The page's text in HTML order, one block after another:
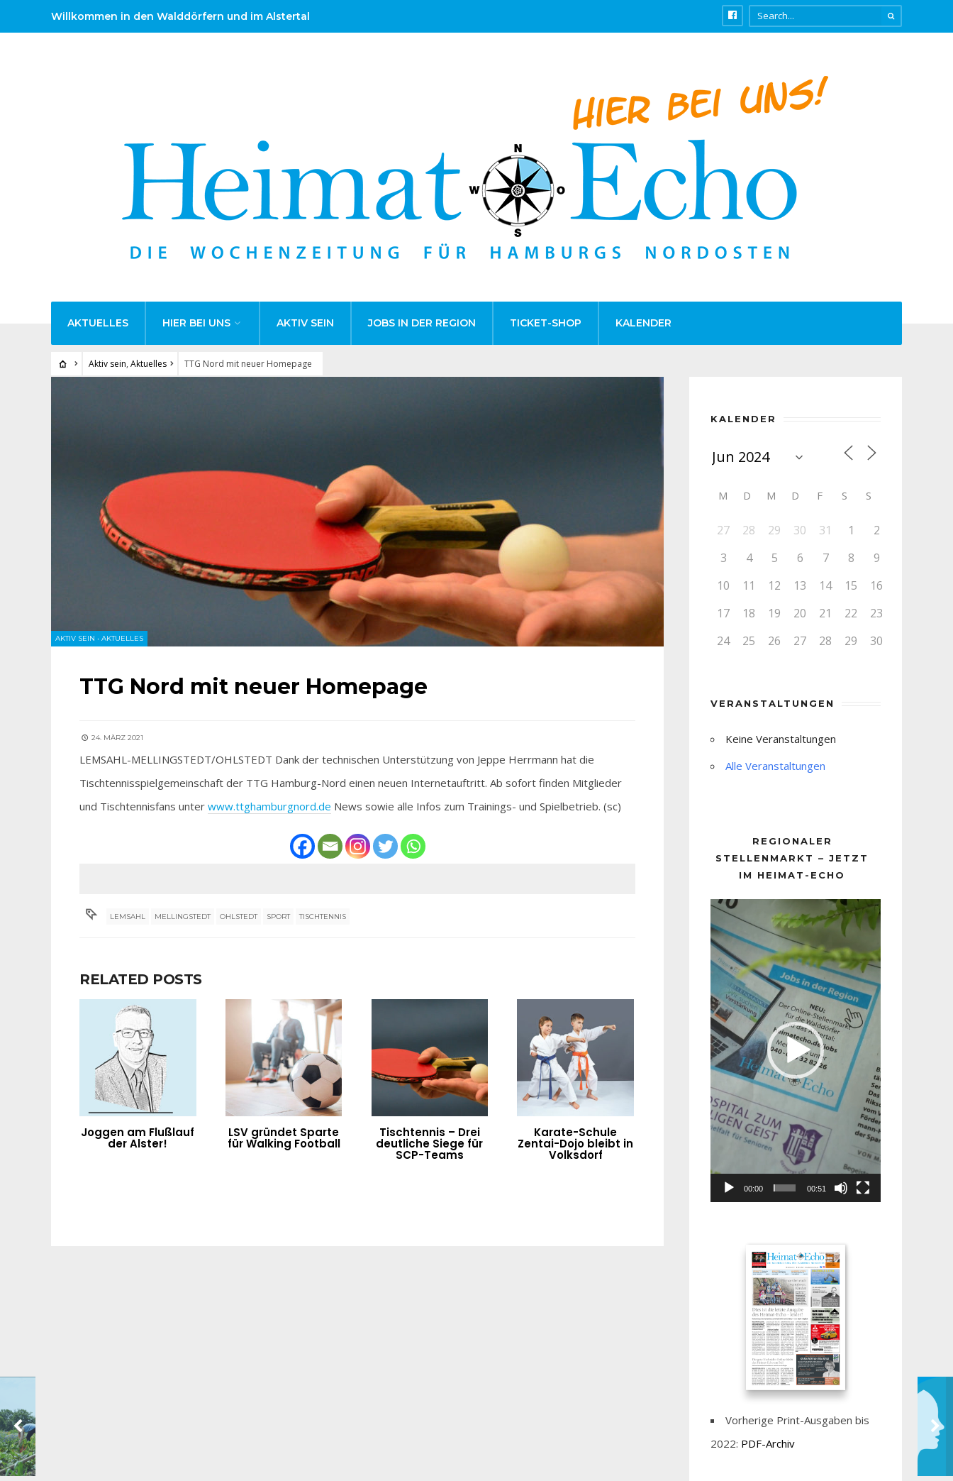
Willkommen in den Walddörfern und im Alstertal
AKTUELLES HIER BEI UNS AKTIV SEIN JOBS IN DER REGION TICKET-SHOP KALENDER
Aktiv sein, Aktuelles TTG Nord mit neuer Homepage
AKTIV SEIN • AKTUELLES
TTG Nord mit neuer Homepage
24. MÄRZ 2021
LEMSAHL-MELLINGSTEDT/OHLSTEDT Dank der technischen Unterstützung von Jeppe Herrmann hat die
Tischtennisspielgemeinschaft der TTG Hamburg-Nord einen neuen Internetauftritt. Ab sofort finden Mitglieder
und Tischtennisfans unter www.ttghamburgnord.de News sowie alle Infos zum Trainings- und Spielbetrieb. (sc)
LEMSAHL MELLINGSTEDT OHLSTEDT SPORT TISCHTENNIS
RELATED POSTS
Joggen am Flußlauf
der Alster!
LSV gründet Sparte
für Walking Football
Tischtennis – Drei
deutliche Siege für
SCP-Teams
Karate-Schule
Zentai-Dojo bleibt in
Volksdorf
KALENDER
M D M D F S S
27 28 29 30 31 1
2
3
4 5 6 7 8
9
10
11 12 13 14 15
16
17
18 19 20 21 22
23
24
25 26 27 28 29 30
VERANSTALTUNGEN
Keine Veranstaltungen
Alle Veranstaltungen
REGIONALER
STELLENMARKT – JETZT
IM HEIMAT-ECHO
Player
00:00 00:51
Vorherige Print-Ausgaben bis
2022: PDF-Archiv